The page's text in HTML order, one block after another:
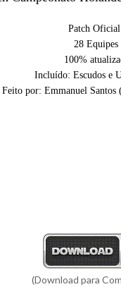
Patch Oficial
28 Equipes
100%
Incluído: Escudos e
Feito por: Emmanuel Santos
(Download para